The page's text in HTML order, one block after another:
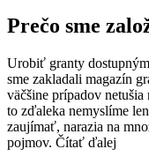
Prečo sme
Urobiť granty
sme zakladali magazín
väčšine prípadov
to zďaleka nemyslíme
zaujímať, narazia na
pojmov. Čítať ďalej